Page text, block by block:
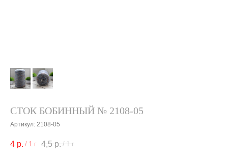
СТОК БОБИННЫЙ № 2108-05
Артикул: 2108-05
4 р. / 1 г 4,5 р. / 1 г